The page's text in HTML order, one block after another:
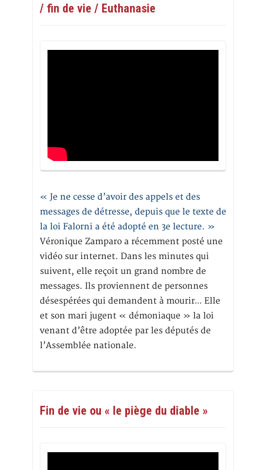
/ fin de vie / Euthanasie
« Je ne cesse d’avoir des appels et des
messages de détresse, depuis que le texte de
la loi Falorni a été adopté en 3e lecture. »
Véronique Zamparo a récemment posté une
vidéo sur internet. Dans les minutes qui
suivent, elle reçoit un grand nombre de
messages. Ils proviennent de personnes
désespérées qui demandent à mourir… Elle
et son mari jugent « démoniaque » la loi
venant d’être adoptée par les députés de
l’Assemblée nationale.
Fin de vie ou « le piège du diable »